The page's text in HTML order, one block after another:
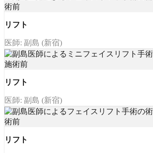
リフト
医師: 副島 (新宿)
リフト
医師: 副島 (新宿)
リフト